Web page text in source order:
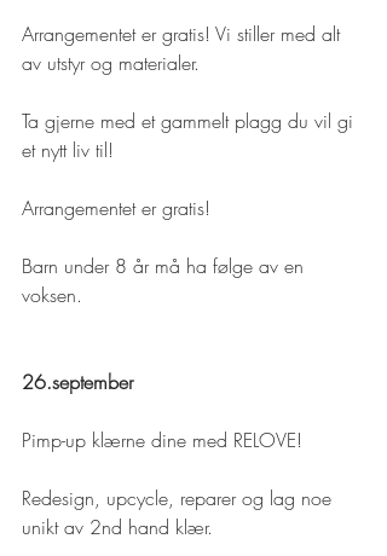
Arrangementet er gratis! Vi stiller med alt
av utstyr og materialer.
Ta gjerne med et gammelt plagg du vil gi
et nytt liv til!
Arrangementet er gratis!
Barn under 8 år må ha følge av en
voksen.
26.september
Pimp-up klærne dine med RELOVE!
Redesign, upcycle, reparer og lag noe
unikt av 2nd hand klær.